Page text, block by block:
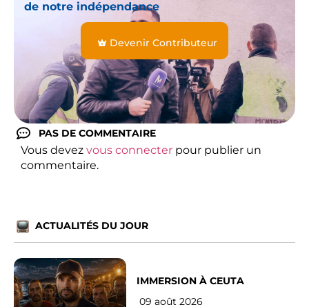
de notre indépendance
Devenir Contributeur
PAS DE COMMENTAIRE
Vous devez vous connecter pour publier un
commentaire.
ACTUALITÉS DU JOUR
IMMERSION À CEUTA
09 août 2026